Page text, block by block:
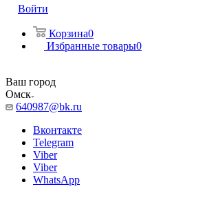
Войти
Корзина0
Избранные товары0
Ваш город
Омск
640987@bk.ru
Вконтакте
Telegram
Viber
Viber
WhatsApp